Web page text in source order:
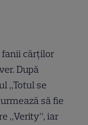
cărților
După
„Totul se
să fie
„Verity”, iar